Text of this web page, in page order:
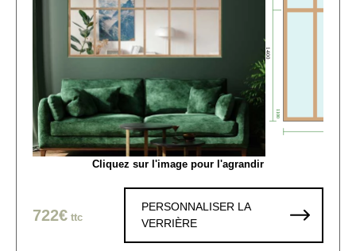
Cliquez sur l'image pour l'agrandir
722€ ttc
PERSONNALISER LA
VERRIÈRE